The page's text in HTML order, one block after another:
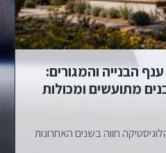
הבנייה והמגורים:
מתועשים ומכולות
חווה בשנים האחרונות